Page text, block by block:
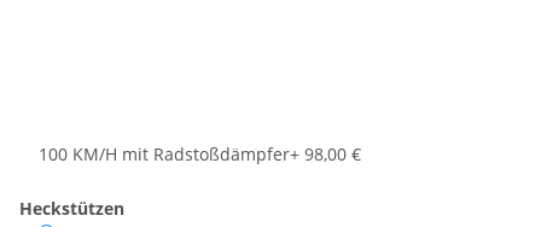
100 KM/H mit Radstoßdämpfer+ 98,00 €
Heckstützen